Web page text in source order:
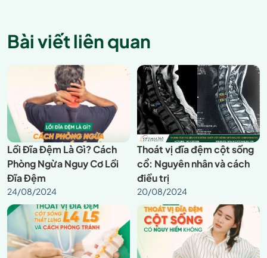
Bài viết liên quan
Lồi Đĩa Đệm Là Gì? Cách
Phòng Ngừa Nguy Cơ Lồi
Đĩa Đệm
24/08/2024
Thoát vị đĩa đệm cột sống
cổ: Nguyên nhân và cách
điều trị
20/08/2024